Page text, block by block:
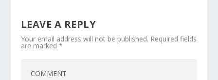
LEAVE A REPLY
Your email address will not be published. Required fields
are marked *